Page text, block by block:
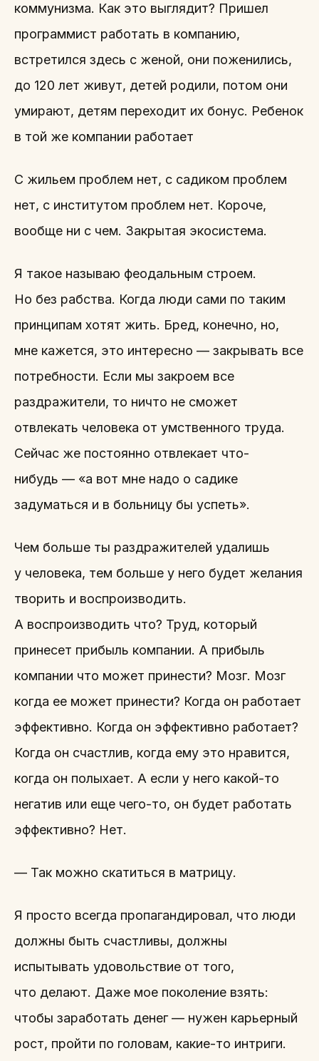
коммунизма. Как это выглядит? Пришел
программист работать в компанию,
встретился здесь с женой, они поженились,
до 120 лет живут, детей родили, потом они
умирают, детям переходит их бонус. Ребенок
в той же компании работает
С жильем проблем нет, с садиком проблем
нет, с институтом проблем нет. Короче,
вообще ни с чем. Закрытая экосистема.
Я такое называю феодальным строем.
Но без рабства. Когда люди сами по таким
принципам хотят жить. Бред, конечно, но,
мне кажется, это интересно — закрывать все
потребности. Если мы закроем все
раздражители, то ничто не сможет
отвлекать человека от умственного труда.
Сейчас же постоянно отвлекает что-
нибудь — «а вот мне надо о садике
задуматься и в больницу бы успеть».
Чем больше ты раздражителей удалишь
у человека, тем больше у него будет желания
творить и воспроизводить.
А воспроизводить что? Труд, который
принесет прибыль компании. А прибыль
компании что может принести? Мозг. Мозг
когда ее может принести? Когда он работает
эффективно. Когда он эффективно работает?
Когда он счастлив, когда ему это нравится,
когда он полыхает. А если у него какой-то
негатив или еще чего-то, он будет работать
эффективно? Нет.
— Так можно скатиться в матрицу.
Я просто всегда пропагандировал, что люди
должны быть счастливы, должны
испытывать удовольствие от того,
что делают. Даже мое поколение взять:
чтобы заработать денег — нужен карьерный
рост, пройти по головам, какие-то интриги.